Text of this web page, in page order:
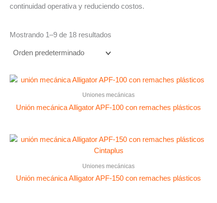
continuidad operativa y reduciendo costos.
Mostrando 1–9 de 18 resultados
Uniones mecánicas
Unión mecánica Alligator APF-100 con remaches plásticos
Uniones mecánicas
Unión mecánica Alligator APF-150 con remaches plásticos